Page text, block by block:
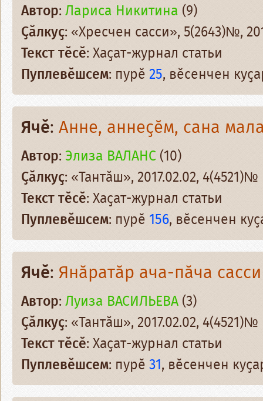
Автор:Лариса Никитина (9)
Ҫӑлкуҫ: «Хресчен сасси», 5(2643)№,
Текст тӗсӗ: Хаҫат-журнал статьи
Пуплевӗшсем: пурӗ25, вӗсенчен
Ячӗ: Анне, аннеҫӗм, сана
Автор:Элиза ВАЛАНС(10)
Ҫӑлкуҫ: «Тантӑш», 2017.02.02, 4(4521)№
Текст тӗсӗ: Хаҫат-журнал статьи
Пуплевӗшсем: пурӗ 156, вӗсенчен
Ячӗ: Янӑратӑр ача-пӑча
Автор:Луиза ВАСИЛЬЕВА(3)
Ҫӑлкуҫ: «Тантӑш», 2017.02.02, 4(4521)№
Текст тӗсӗ: Хаҫат-журнал статьи
Пуплевӗшсем: пурӗ31, вӗсенчен